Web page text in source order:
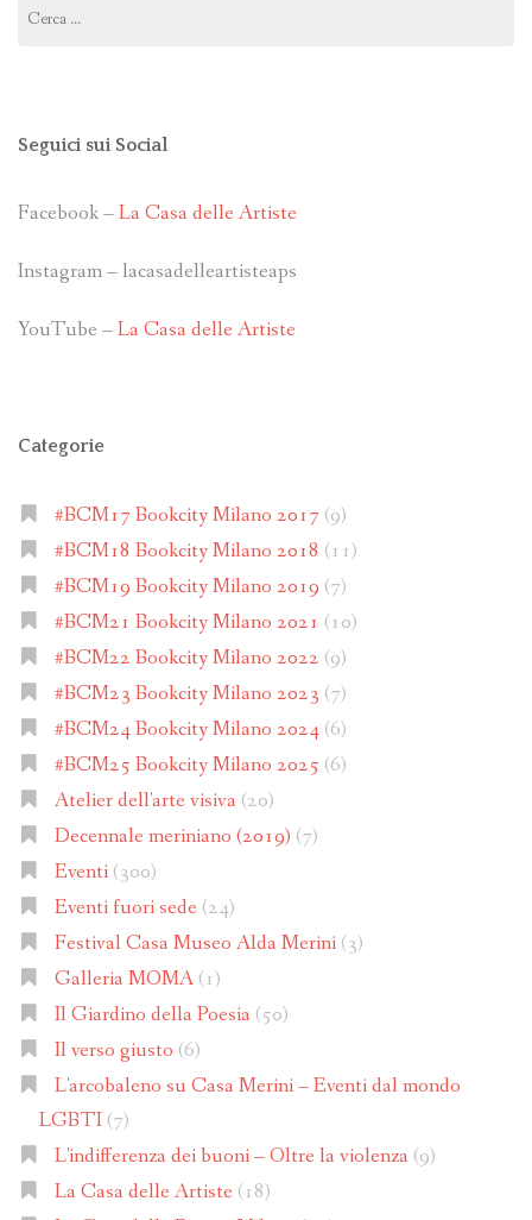
per:
Seguici sui Social
Facebook –La Casa delle Artiste
Instagram – lacasadelleartisteaps
YouTube –La Casa delle Artiste
Categorie
#BCM17 Bookcity Milano 2017(9)
#BCM18 Bookcity Milano 2018 (11)
#BCM19 Bookcity Milano 2019 (7)
#BCM21 Bookcity Milano 2021 (10)
#BCM22 Bookcity Milano 2022 (9)
#BCM23 Bookcity Milano 2023 (7)
#BCM24 Bookcity Milano 2024(6)
#BCM25 Bookcity Milano 2025 (6)
Atelier dell'arte visiva (20)
Decennale meriniano (2019) (7)
Eventi(300)
Eventi fuori sede (24)
Festival Casa Museo Alda Merini(3)
Galleria MOMA(1)
Il Giardino della Poesia (50)
Il verso giusto (6)
L'arcobaleno su Casa Merini – Eventi dal mondo
LGBTI(7)
L'indifferenza dei buoni – Oltre la violenza (9)
La Casa delle Artiste (18)